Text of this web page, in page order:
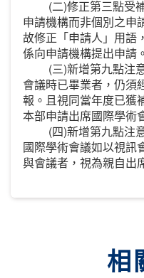
(二)修正第三點受補
申請機構而非個別之申
故修正「申請人」用語
係向申請機構提出申請。
(三)新增第九點注意
會議時已畢業者，仍須
報。且視同當年度已獲
本部申請出席國際學術
(四)新增第九點注意
國際學術會議如以視訊
與會議者，視為親自出
相